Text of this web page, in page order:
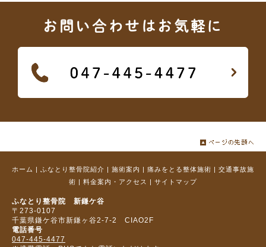
お問い合わせはお気軽に
ホーム ふなとり整骨院紹介 施術案内 痛みをとる整体施術
交通事故施
術
料金案内・アクセス サイトマップ
ふなとり整骨院 新鎌ケ谷
〒273‐0107
千葉県鎌ケ谷市新鎌ヶ谷2-7-2 CIAO2F
電話番号
047-445-4477